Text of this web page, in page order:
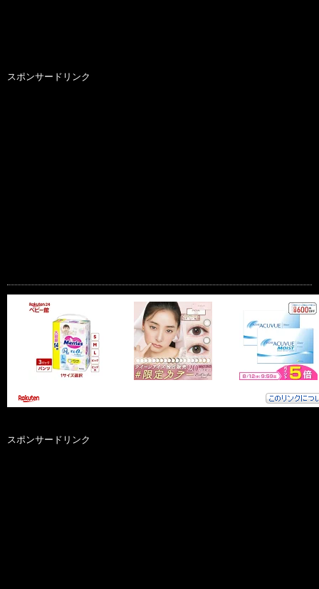
スポンサードリンク
スポンサードリンク